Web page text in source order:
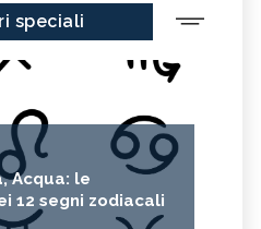
speciali
Acqua: le
12 segni zodiacali